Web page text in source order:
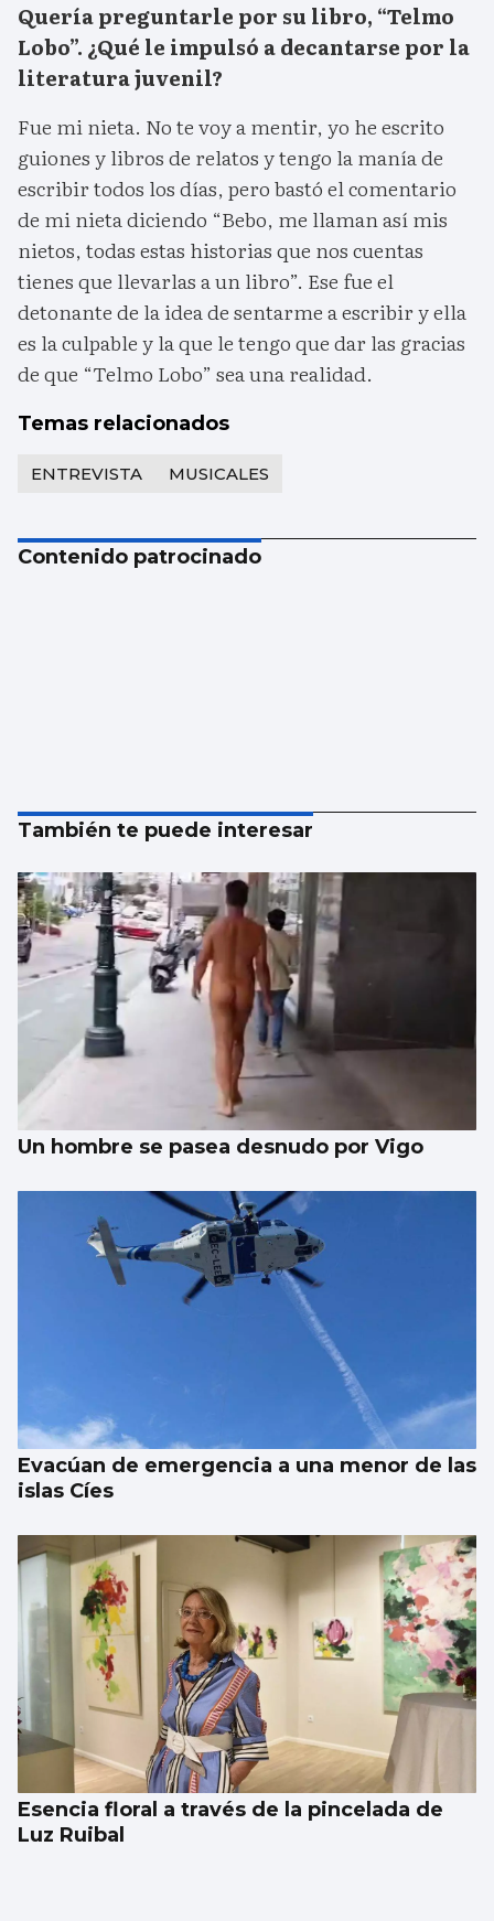
Quería preguntarle por su libro, “Telmo
Lobo”. ¿Qué le impulsó a decantarse por la
literatura juvenil?
Fue mi nieta. No te voy a mentir, yo he escrito
guiones y libros de relatos y tengo la manía de
escribir todos los días, pero bastó el comentario
de mi nieta diciendo “Bebo, me llaman así mis
nietos, todas estas historias que nos cuentas
tienes que llevarlas a un libro”. Ese fue el
detonante de la idea de sentarme a escribir y ella
es la culpable y la que le tengo que dar las gracias
de que “Telmo Lobo” sea una realidad.
Temas relacionados
ENTREVISTA MUSICALES
Contenido patrocinado
También te puede interesar
Un hombre se pasea desnudo por Vigo
Evacúan de emergencia a una menor de las
islas Cíes
Esencia floral a través de la pincelada de
Luz Ruibal